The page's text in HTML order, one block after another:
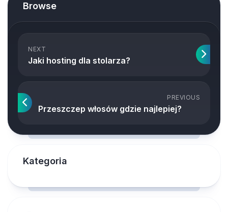
Browse
NEXT
Jaki hosting dla stolarza?
PREVIOUS
Przeszczep włosów gdzie najlepiej?
Kategoria